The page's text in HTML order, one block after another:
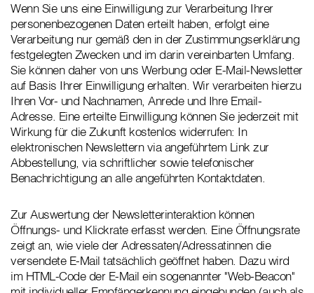
Wenn Sie uns eine Einwilligung zur Verarbeitung Ihrer
personenbezogenen Daten erteilt haben, erfolgt eine
Verarbeitung nur gemäß den in der Zustimmungserklärung
festgelegten Zwecken und im darin vereinbarten Umfang.
Sie können daher von uns Werbung oder E-Mail-Newsletter
auf Basis Ihrer Einwilligung erhalten. Wir verarbeiten hierzu
Ihren Vor- und Nachnamen, Anrede und Ihre Email-
Adresse. Eine erteilte Einwilligung können Sie jederzeit mit
Wirkung für die Zukunft kostenlos widerrufen: In
elektronischen Newslettern via angeführtem Link zur
Abbestellung, via schriftlicher sowie telefonischer
Benachrichtigung an alle angeführten Kontaktdaten.
Zur Auswertung der Newsletterinteraktion können
Öffnungs- und Klickrate erfasst werden. Eine Öffnungsrate
zeigt an, wie viele der Adressaten/Adressatinnen die
versendete E-Mail tatsächlich geöffnet haben. Dazu wird
im HTML-Code der E-Mail ein sogenannter "Web-Beacon"